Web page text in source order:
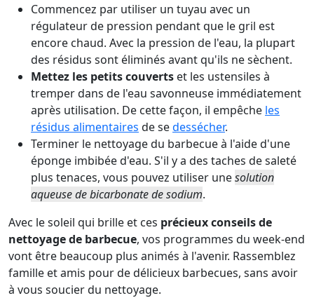
Commencez par utiliser un tuyau avec un
régulateur de pression pendant que le gril est
encore chaud. Avec la pression de l'eau, la plupart
des résidus sont éliminés avant qu'ils ne sèchent.
Mettez les petits couverts et les ustensiles à
tremper dans de l'eau savonneuse immédiatement
après utilisation. De cette façon, il empêche les
résidus alimentaires de sedessécher.
Terminer le nettoyage du barbecue à l'aide d'une
éponge imbibée d'eau. S'il y a des taches de saleté
plus tenaces, vous pouvez utiliser unesolution
aqueuse de bicarbonate de sodium.
Avec le soleil qui brille et ces précieux conseils de
nettoyage de barbecue, vos programmes du week-end
vont être beaucoup plus animés à l'avenir. Rassemblez
famille et amis pour de délicieux barbecues, sans avoir
à vous soucier du nettoyage.